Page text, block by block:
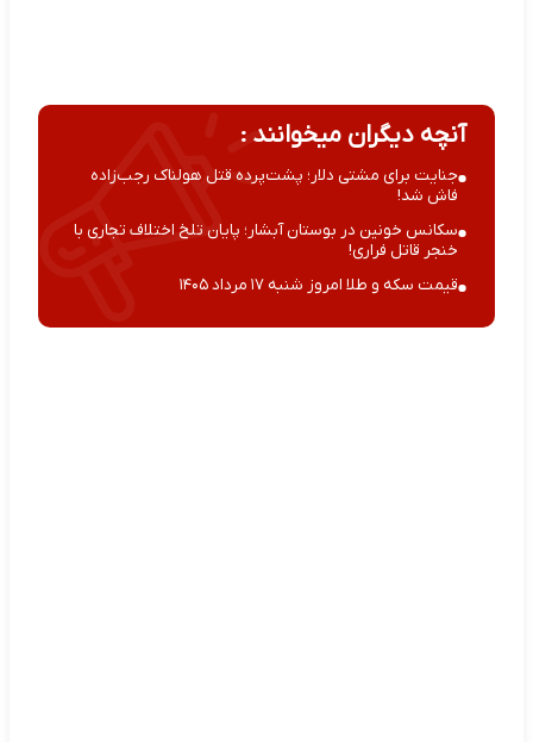
آنچه دیگران میخوانند :
جنایت برای مشتی دلار؛ پشت‌پرده قتل هولناک رجب‌زاده
فاش شد!
سکانس خونین در بوستان آبشار؛ پایان تلخ اختلاف تجاری با
خنجر قاتل فراری!
قیمت سکه و طلا امروز شنبه ۱۷ مرداد ۱۴۰۵